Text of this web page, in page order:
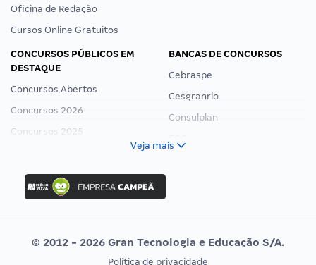
Oficina de Redação
Cursos Online Gratuitos
CONCURSOS PÚBLICOS EM
DESTAQUE
Concursos Abertos
Concursos 2026
Concursos 2025
Concurso Ibama
Concurso MPU
Editais publicados
BANCAS DE CONCURSOS
Cebraspe
Cesgranrio
Consulplan
Vunesp
Veja mais
© 2012 - 2026 Gran Tecnologia e Educação S/A.
Política de privacidade